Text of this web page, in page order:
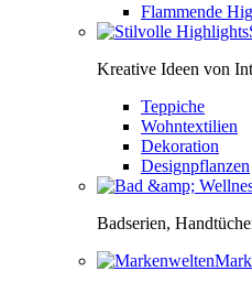
Flammende
Kreative Ideen von
Teppiche
Wohntextilien
Dekoration
Designpflanzen
Badserien,